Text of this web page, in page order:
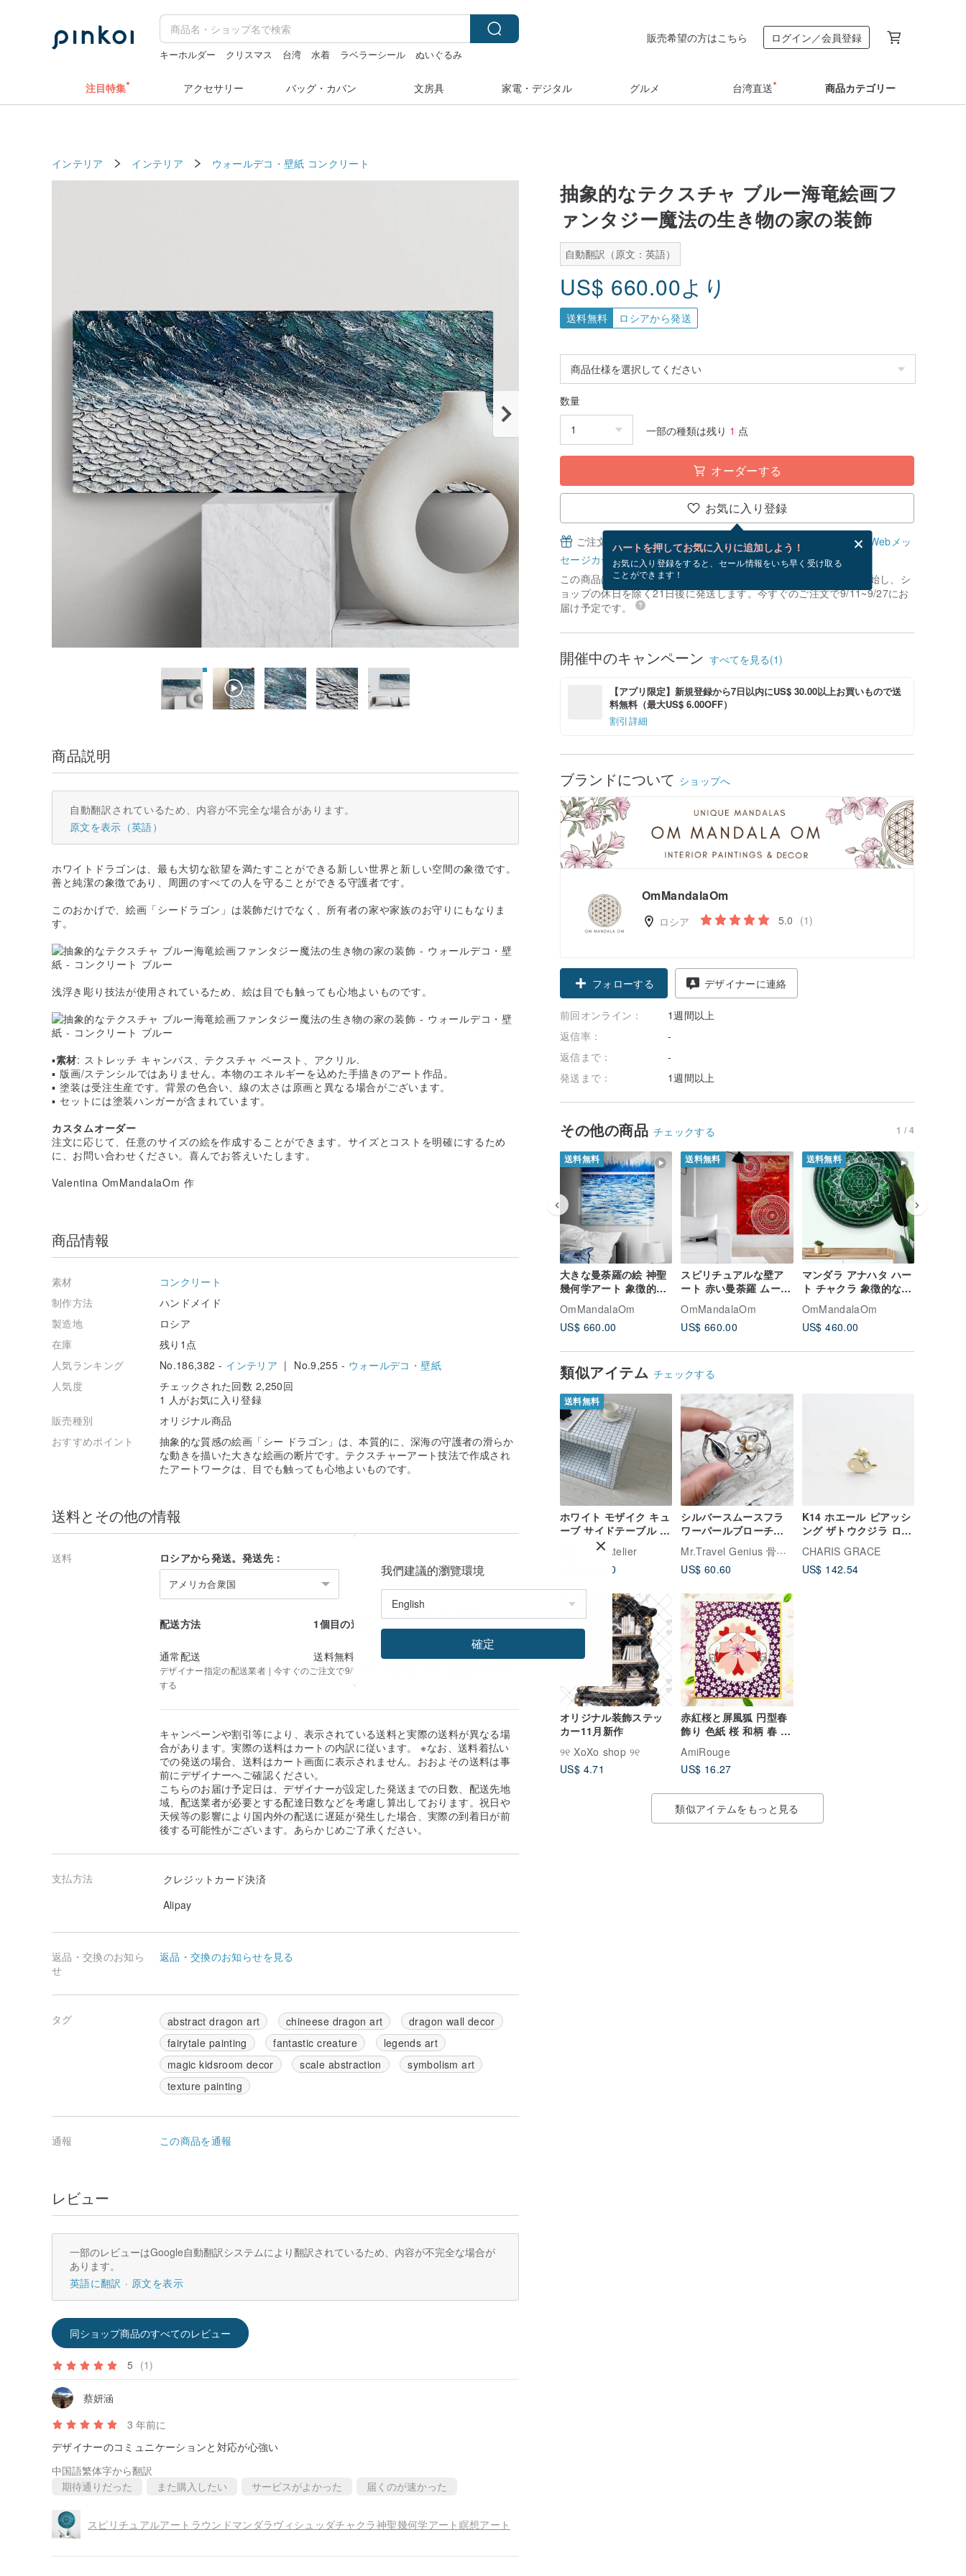
キーホルダー クリスマス 台湾 水着 ラベラーシール
ぬいぐるみ
販売希望の方はこちら ログイン／会員登録
注目特集 アクセサリー バッグ・カバン 文房具 家電・デジタル グルメ 台湾直送 商品カテゴリー
インテリア インテリア ウォールデコ・壁紙 コンクリート
抽象的なテクスチャ ブルー海竜絵画フ
ァンタジー魔法の生き物の家の装飾
自動翻訳（原文：英語）
US$ 660.00より
送料無料 ロシアから発送
数量
一部の種類は残り 1 点
オーダーする
お気に入り登録
ハートを押してお気に入りに追加しよう！
お気に入り登録をすると、セール情報をいち早く受け取る
ことができます！
ご注文完了後、無料でWebメッセージカードを作成できます。
Webメッ
セージカードとは？
この商品は「受注制作」です。お支払いが確認でき次第、制作を開始し、シ
ョップの休日を除く21日後に発送します。今すぐのご注文で9/11~9/27にお
届け予定です。
開催中のキャンペーン すべてを見る(1)
【アプリ限定】新規登録から7日以内にUS$ 30.00以上お買いもので送
料無料（最大US$ 6.00OFF）
割引詳細
ブランドについて ショップへ
OmMandalaOm
ロシア 5.0 (1)
フォローする デザイナーに連絡
前回オンライン：
1週間以上
返信率：
-
返信まで：
-
発送まで：
1週間以上
その他の商品 チェックする 1 / 4
送料無料
大きな曼荼羅の絵 神聖
幾何学アート 象徴的な
白青の難解なヨガアー
ト
OmMandalaOm
US$ 660.00
送料無料
スピリチュアルな壁ア
ート 赤い曼荼羅 ムーラ
ダーラ チャクラ 神聖幾
何学 瞑想アート
OmMandalaOm
US$ 660.00
送料無料
マンダラ アナハタ ハー
ト チャクラ 象徴的な禅
アート スピリチュアル
な神聖幾何学絵画
OmMandalaOm
US$ 460.00
類似アイテム チェックする
送料無料
ホワイト モザイク キュ
ーブ サイドテーブル ハ
ンドメイド タイル
DY.Atelier
US$ 450.00
シルバースムースフラ
ワーパールブローチ日
本高級中古中世ジュエ
リーヴィンテージ
Mr.Travel Genius 骨董品店
US$ 60.60
K14 ホエール ピアッシ
ング ザトウクジラ ロッ
クボールピアス (シング
ル) ヘリックス トラガ
ス 変色なし
CHARIS GRACE
US$ 142.54
オリジナル装飾ステッ
カー11月新作
୨୧ XoXo shop ୨୧
US$ 4.71
赤紅桜と屏風狐 円型春
飾り 色紙 桜 和柄 春 イ
千代紙
AmiRouge
US$ 16.27
類似アイテムをもっと見る
商品説明
自動翻訳されているため、内容が不完全な場合があります。
原文を表示（英語）
ホワイトドラゴンは、最も大切な欲望を満たすことができる新しい世界と新しい空間の象徴です。
善と純潔の象徴であり、周囲のすべての人を守ることができる守護者です。
このおかげで、絵画「シードラゴン」は装飾だけでなく、所有者の家や家族のお守りにもなりま
す。
浅浮き彫り技法が使用されているため、絵は目でも触っても心地よいものです。
▪素材: ストレッチ キャンバス、テクスチャ ペースト、アクリル.
▪ 版画/ステンシルではありません。本物のエネルギーを込めた手描きのアート作品。
▪ 塗装は受注生産です。背景の色合い、線の太さは原画と異なる場合がございます。
▪ セットには塗装ハンガーが含まれています。
カスタムオーダー
注文に応じて、任意のサイズの絵を作成することができます。サイズとコストを明確にするため
に、お問い合わせください。喜んでお答えいたします。
Valentina OmMandalaOm 作
商品情報
素材
コンクリート
制作方法
ハンドメイド
製造地
ロシア
在庫
残り1点
人気ランキング
No.186,382 - インテリア | No.9,255 - ウォールデコ・壁紙
人気度
チェックされた回数 2,250回
1 人がお気に入り登録
販売種別
オリジナル商品
おすすめポイント
抽象的な質感の絵画「シー ドラゴン」は、本質的に、深海の守護者の滑らか
な動きを描いた大きな絵画の断片です。テクスチャーアート技法で作成され
たアートワークは、目でも触っても心地よいものです。
送料とその他の情報
送料 ロシアから発送。発送先：
アメリカ合衆国
配送方法 1個目の送料
2個目以降の追加
送料
通常配送
送料無料
デザイナー指定の配送業者 | 今すぐのご注文で9/11~9/27にお届け予定 | 追跡番号を提供
する
キャンペーンや割引等により、表示されている送料と実際の送料が異なる場
合があります。実際の送料はカートの内訳に従います。 ※なお、送料着払い
での発送の場合、送料はカート画面に表示されません。おおよその送料は事
前にデザイナーへご確認ください。
こちらのお届け予定日は、デザイナーが設定した発送までの日数、配送先地
域、配送業者が必要とする配達日数などを考慮し算出しております。祝日や
天候等の影響により国内外の配送に遅延が発生した場合、実際の到着日が前
後する可能性がございます。あらかじめご了承ください。
支払方法
クレジットカード決済
Alipay
返品・交換のお知ら
せ
返品・交換のお知らせを見る
タグ abstract dragon art chineese dragon art
dragon wall decor
fairytale painting
fantastic creature
legends art
magic kidsroom decor
scale abstraction
symbolism art
texture painting
通報 この商品を通報
レビュー
一部のレビューはGoogle自動翻訳システムにより翻訳されているため、内容が不完全な場合が
あります。
英語に翻訳
原文を表示
同ショップ商品のすべてのレビュー
5 (1)
蔡妍涵
3 年前に
デザイナーのコミュニケーションと対応が心強い
中国語繁体字から翻訳
期待通りだった
また購入したい サービスがよかった 届くのが速かった
スピリチュアルアートラウンドマンダラヴィシュッダチャクラ神聖幾何学アート瞑想アート
我們建議的瀏覽環境
確定